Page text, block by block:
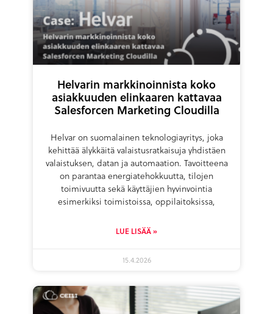
Helvarin markkinoinnista koko
asiakkuuden elinkaaren kattavaa
Salesforcen Marketing Cloudilla
Helvar on suomalainen teknologiayritys, joka
kehittää älykkäitä valaistusratkaisuja yhdistäen
valaistuksen, datan ja automaation. Tavoitteena
on parantaa energiatehokkuutta, tilojen
toimivuutta sekä käyttäjien hyvinvointia
esimerkiksi toimistoissa, oppilaitoksissa,
LUE LISÄÄ »
15.4.2026